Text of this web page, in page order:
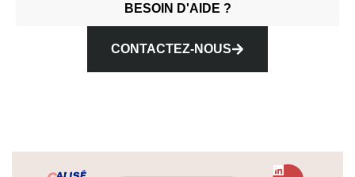
BESOIN D'AIDE ?
CONTACTEZ-NOUS